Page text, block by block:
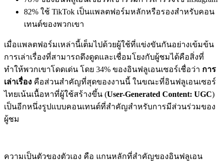
82% ใช้ TikTok เป็นแพลตฟอร์มหลักหรือรองสำหรับคอน
เทนต์ของพวกเขา
เมื่อแพลตฟอร์มเหล่านี้เต็มไปด้วยผู้ใช้ที่แข่งขันกันอย่างเข้มข้น
การเล่าเรื่องที่สามารถดึงดูดและเชื่อมโยงกับผู้ชมได้คือสิ่งที่
ทำให้พวกเขาโดดเด่น โดย 34% ของอินฟลูเอนเซอร์เชื่อว่า การ
เล่าเรื่อง คือส่วนสำคัญที่สุดของงานนี้ ในขณะที่อินฟลูเอนเซอร์
ไทยเน้นเนื้อหาที่ผู้ใช้สร้างขึ้น (User-Generated Content: UGC)
เป็นอีกหนึ่งรูปแบบคอนเทนต์ที่สำคัญสำหรับการมีส่วนร่วมของ
ผู้ชม
ความเป็นตัวของตัวเอง คือ แกนหลักที่สำคัญของอินฟลูเอน